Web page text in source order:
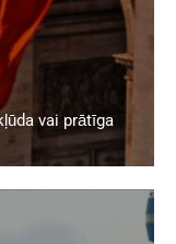
vai prātīga